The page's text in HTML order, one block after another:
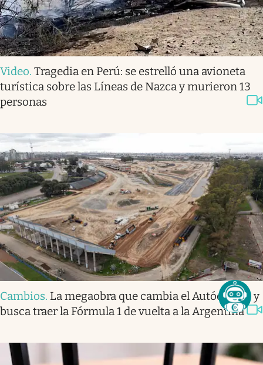
Video. Tragedia en Perú: se estrelló una avioneta
turística sobre las Líneas de Nazca y murieron 13
personas
Cambios. La megaobra que cambia el Autódromo y
busca traer la Fórmula 1 de vuelta a la Argentina